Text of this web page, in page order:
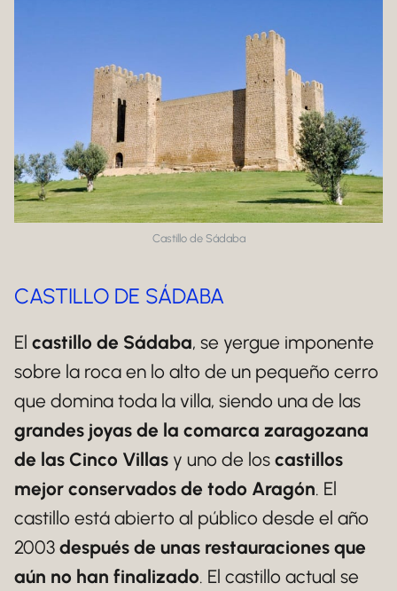
Castillo de Sádaba
CASTILLO DE SÁDABA
El castillo de Sádaba, se yergue imponente
sobre la roca en lo alto de un pequeño cerro
que domina toda la villa, siendo una de las
grandes joyas de la comarca zaragozana
de las Cinco Villas y uno de los castillos
mejor conservados de todo Aragón. El
castillo está abierto al público desde el año
2003 después de unas restauraciones que
aún no han finalizado. El castillo actual se